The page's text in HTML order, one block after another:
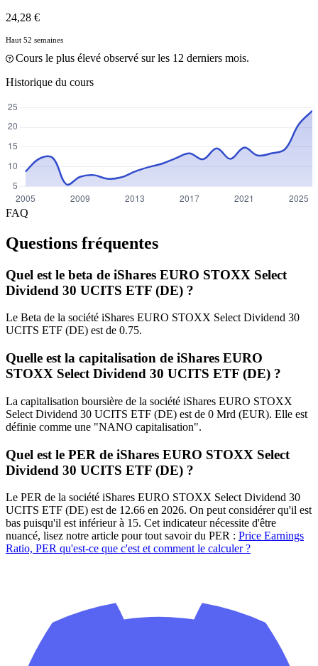
24,28 €
Haut 52 semaines
Cours le plus élevé observé sur les 12 derniers mois.
Historique du cours
FAQ
Questions fréquentes
Quel est le beta de iShares EURO STOXX Select
Dividend 30 UCITS ETF (DE) ?
Le Beta de la société iShares EURO STOXX Select Dividend 30
UCITS ETF (DE) est de 0.75.
Quelle est la capitalisation de iShares EURO
STOXX Select Dividend 30 UCITS ETF (DE) ?
La capitalisation boursière de la société iShares EURO STOXX
Select Dividend 30 UCITS ETF (DE) est de 0 Mrd (EUR). Elle est
définie comme une "NANO capitalisation".
Quel est le PER de iShares EURO STOXX Select
Dividend 30 UCITS ETF (DE) ?
Le PER de la société iShares EURO STOXX Select Dividend 30
UCITS ETF (DE) est de 12.66 en 2026. On peut considérer qu'il est
bas puisqu'il est inférieur à 15. Cet indicateur nécessite d'être
nuancé, lisez notre article pour tout savoir du PER : Price Earnings
Ratio, PER qu'est-ce que c'est et comment le calculer ?